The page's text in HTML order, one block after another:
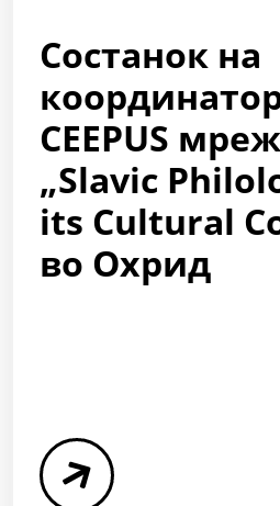
Состанок на
CEEPUS
„Slavic
its Cultural
во Охрид